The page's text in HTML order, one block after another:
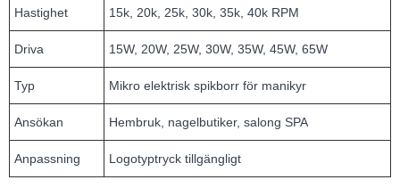
Hastighet 15k, 20k, 25k, 30k, 35k, 40k RPM
Driva 15W, 20W, 25W, 30W, 35W, 45W, 65W
Typ Mikro elektrisk spikborr för manikyr
Ansökan Hembruk, nagelbutiker, salong SPA
Anpassning Logotyptryck tillgängligt